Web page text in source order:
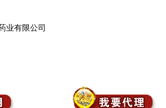
业有限公司